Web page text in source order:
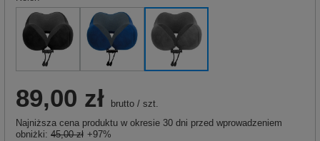
89,00 zł brutto / szt.
Najniższa cena produktu w okresie 30 dni przed wprowadzeniem
obniżki: 45,00 zł +97%